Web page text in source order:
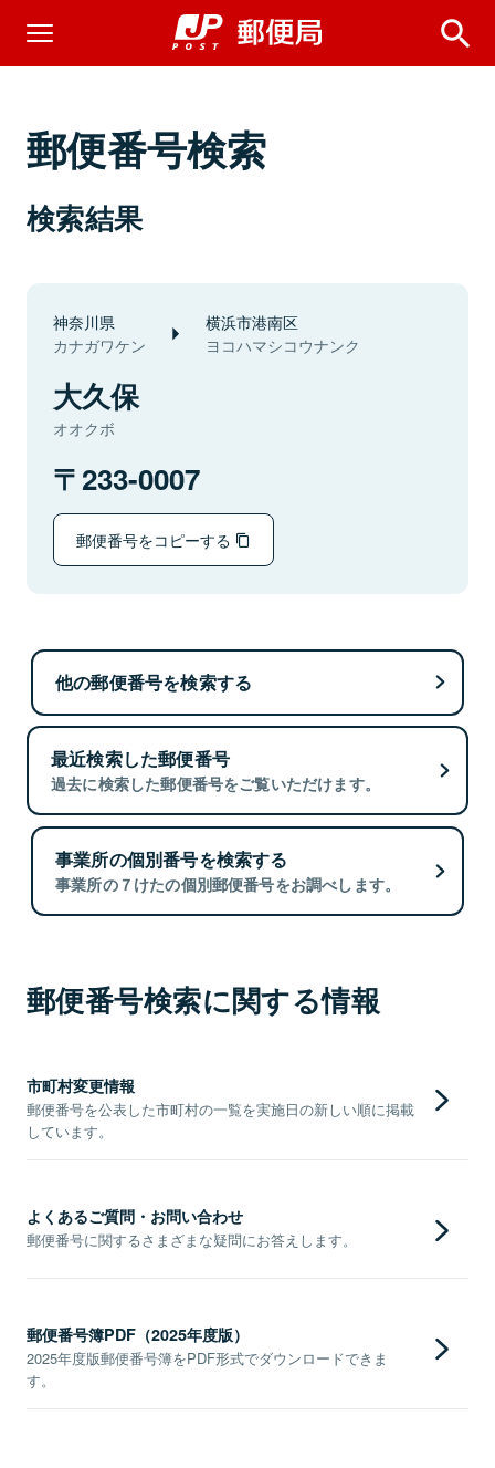
郵便番号検索
検索結果
神奈川県
カナガワケン
横浜市港南区
ヨコハマシコウナンク
大久保
オオクボ
233-0007
郵便番号をコピーする
他の郵便番号を検索する
最近検索した郵便番号
過去に検索した郵便番号をご覧いただけます。
事業所の個別番号を検索する
事業所の７けたの個別郵便番号をお調べします。
郵便番号検索に関する情報
市町村変更情報
郵便番号を公表した市町村の一覧を実施日の新しい順に掲載
しています。
よくあるご質問・お問い合わせ
郵便番号に関するさまざまな疑問にお答えします。
郵便番号簿PDF（2025年度版）
2025年度版郵便番号簿をPDF形式でダウンロードできま
す。